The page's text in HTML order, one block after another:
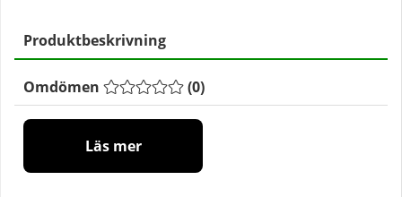
Produktbeskrivning
Omdömen (0)
Läs mer